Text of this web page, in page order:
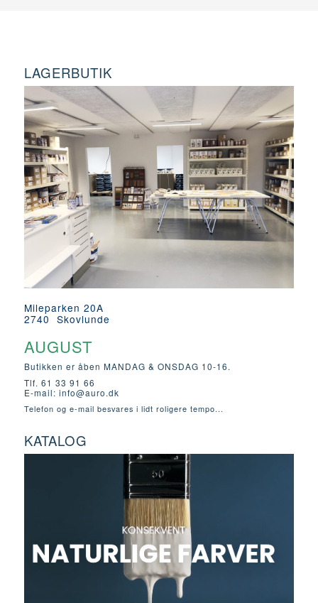
LAGERBUTIK
Mileparken 20A
2740 Skovlunde
AUGUST
Butikken er åben MANDAG & ONSDAG 10-16.
Tlf. 61 33 91 66
E-mail: info@auro.dk
Telefon og e-mail besvares i lidt roligere tempo...
KATALOG